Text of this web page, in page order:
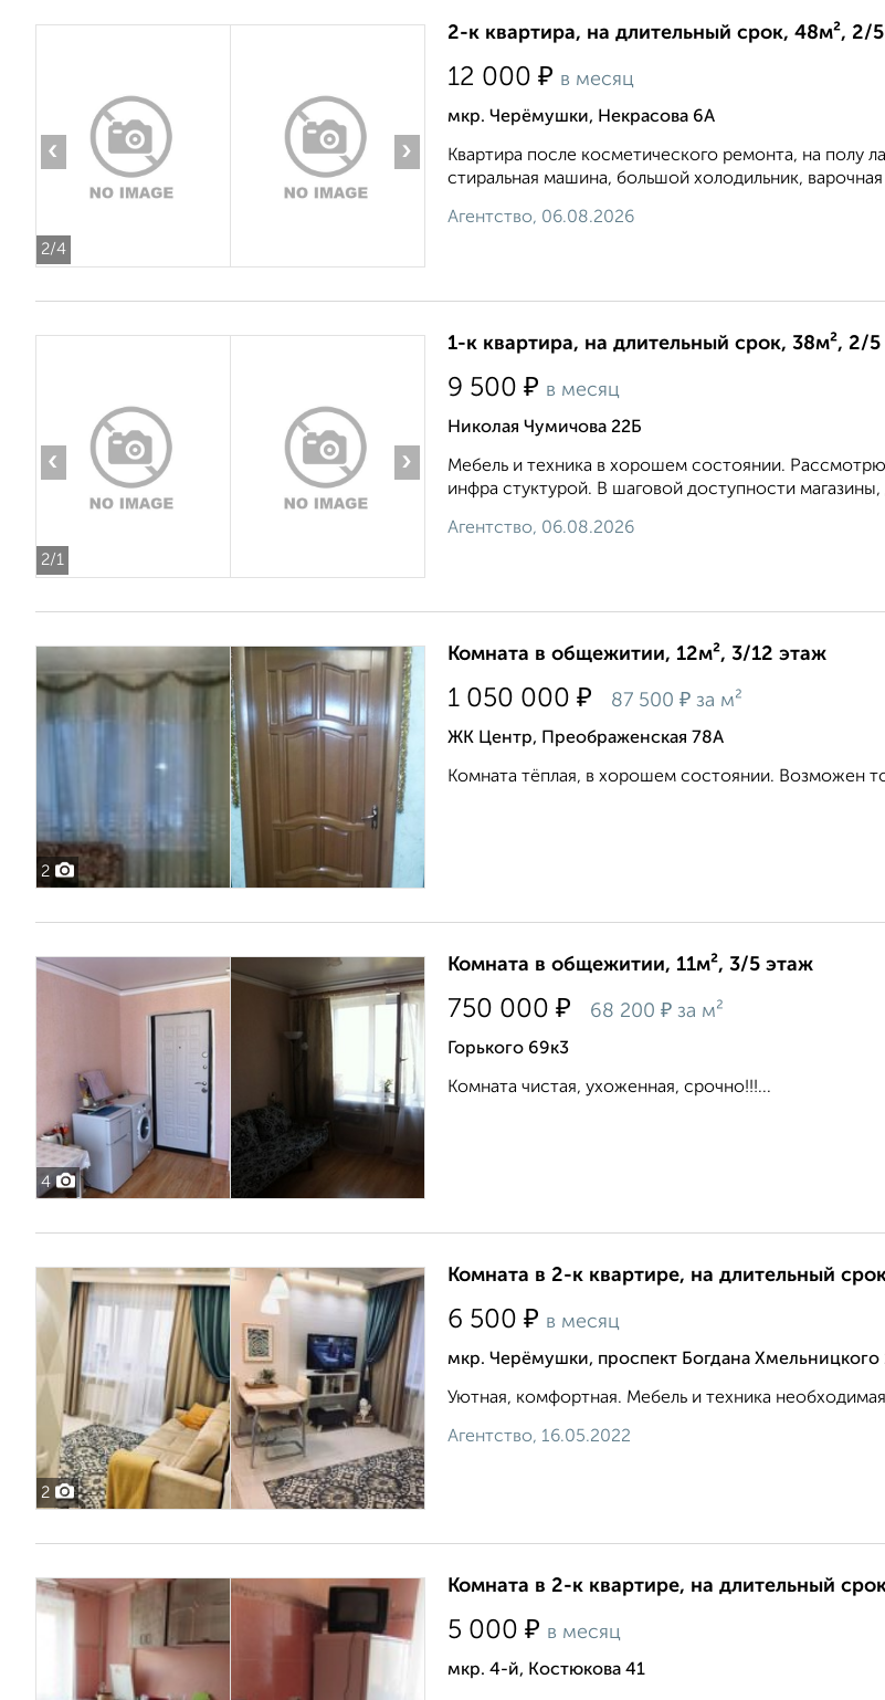
2/4
‹ ›
2-к квартира, на длительный срок, 48м², 2/
12 000 ₽ в месяц
мкр. Черёмушки, Некрасова 6А
Квартира после косметического ремонта, на полу
стиральная машина, большой холодильник,
Агентство, 06.08.2026
2/1
‹ ›
1-к квартира, на длительный срок, 38м², 2/
9 500 ₽ в месяц
Николая Чумичова 22Б
Мебель и техника в хорошем состоянии.
инфра стуктурой. В шаговой доступности
Агентство, 06.08.2026
2
Комната в общежитии, 12м², 3/12 этаж
1 050 000 ₽ 87 500 ₽ за м²
ЖК Центр, Преображенская 78А
Комната тёплая, в хорошем состоянии. Возможен
4
Комната в общежитии, 11м², 3/5 этаж
750 000 ₽ 68 200 ₽ за м²
Горького 69к3
Комната чистая, ухоженная, срочно!!!...
2
Комната в 2-к квартире, на длительный
6 500 ₽ в месяц
мкр. Черёмушки, проспект Богдана Хмельницкого
Уютная, комфортная. Мебель и техника
Агентство, 16.05.2022
Комната в 2-к квартире, на длительный
5 000 ₽ в месяц
мкр. 4-й, Костюкова 41